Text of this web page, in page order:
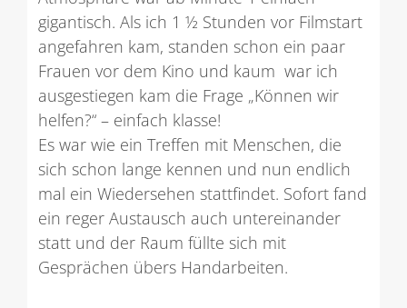
gigantisch. Als ich 1 ½ Stunden vor Filmstart
angefahren kam, standen schon ein paar
Frauen vor dem Kino und kaum war ich
ausgestiegen kam die Frage „Können wir
helfen?“ – einfach klasse!
Es war wie ein Treffen mit Menschen, die
sich schon lange kennen und nun endlich
mal ein Wiedersehen stattfindet. Sofort fand
ein reger Austausch auch untereinander
statt und der Raum füllte sich mit
Gesprächen übers Handarbeiten.